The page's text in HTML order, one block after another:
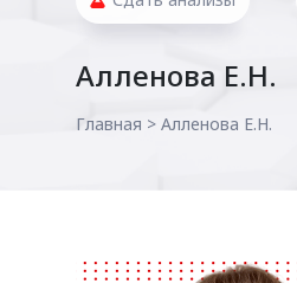
Алленова Е.Н.
Главная > Алленова Е.Н.